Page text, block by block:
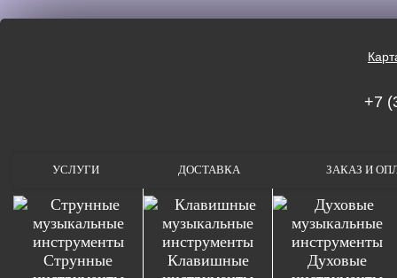
+7
УСЛУГИ ДОСТАВКА ЗАКАЗ И
Струнные
Клавишные
Духовые